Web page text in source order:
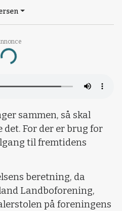
Loading...
sammen, så skal
For der er brug for
til fremtidens
beretning, da
Landboforening,
på foreningens